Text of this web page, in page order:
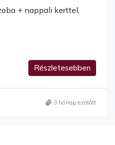
+ nappali kerttel,
Részletesebben
3 hónap ezelőtt